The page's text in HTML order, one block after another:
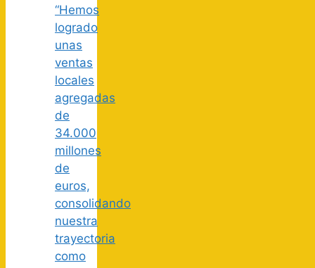
“Hemos
logrado
unas
ventas
locales
agregadas
de
34.000
millones
de
euros,
consolidando
nuestra
trayectoria
como